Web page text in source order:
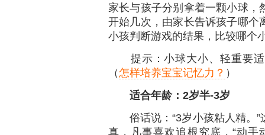
家长与孩子分别拿着一颗小球，
开始几次，由家长告诉孩子哪个
小孩判断游戏的结果，比较哪个
提示：小球大小、轻重要适
（怎样培养宝宝记忆力？ ）
适合年龄：2岁半-3岁
俗话说：“3岁小孩粘人精。”
真，凡事喜欢追根究底，“动手